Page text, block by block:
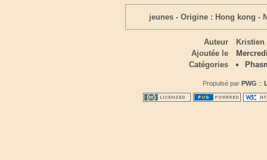
jeunes - Origine : Hong kong -
Auteur
Kristien
Ajoutée le
Catégories
Propulsé par PWG ::